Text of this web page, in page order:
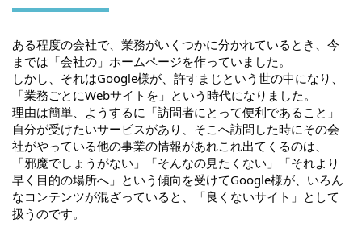
ある程度の会社で、業務がいくつかに分かれているとき、今
までは「会社の」ホームページを作っていました。
しかし、それはGoogle様が、許すまじという世の中になり、
「業務ごとにWebサイトを」という時代になりました。
理由は簡単、ようするに「訪問者にとって便利であること」
自分が受けたいサービスがあり、そこへ訪問した時にその会
社がやっている他の事業の情報があれこれ出てくるのは、
「邪魔でしょうがない」「そんなの見たくない」「それより
早く目的の場所へ」という傾向を受けてGoogle様が、いろん
なコンテンツが混ざっていると、「良くないサイト」として
扱うのです。